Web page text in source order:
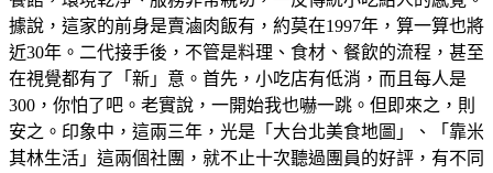
據說，這家的前身是賣滷肉飯有，約莫在1997年，算一算也將
近30年。二代接手後，不管是料理、食材、餐飲的流程，甚至
在視覺都有了「新」意。首先，小吃店有低消，而且每人是
300，你怕了吧。老實說，一開始我也嚇一跳。但即來之，則
安之。印象中，這兩三年，光是「大台北美食地圖」、「靠米
其林生活」這兩個社團，就不止十次聽過團員的好評，有不同